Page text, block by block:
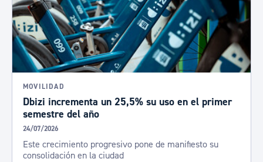
MOVILIDAD
Dbizi incrementa un 25,5% su uso en el primer
semestre del año
24/07/2026
Este crecimiento progresivo pone de manifiesto su
consolidación en la ciudad